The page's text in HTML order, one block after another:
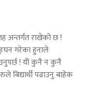
अन्तर्गत राखेको छ !
गरेका हुनाले
! यी कुनै न कुनै
बिद्यार्थी पढाउनु बाहेक